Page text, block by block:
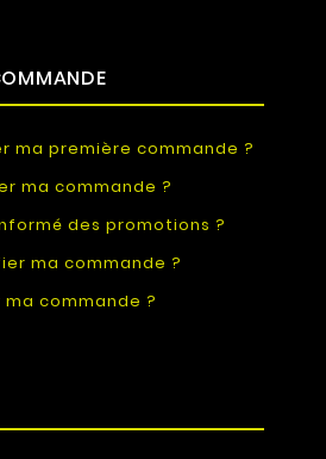
ma première commande ?
ma commande ?
des promotions ?
ma commande ?
commande ?